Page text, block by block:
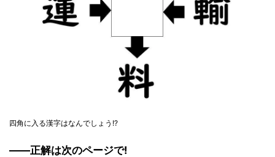
四角に入る漢字はなんでしょう!?
――正解は次のページで!